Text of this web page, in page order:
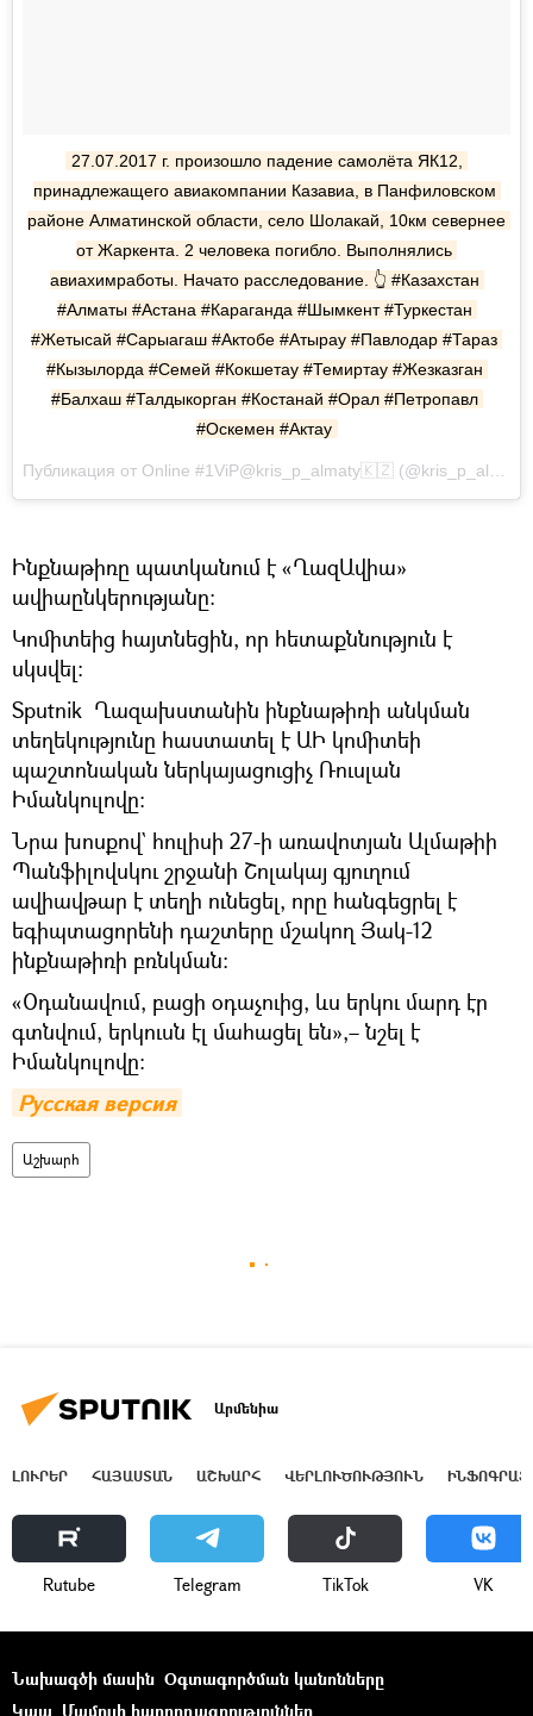
27.07.2017 г. произошло падение самолёта ЯК12,
принадлежащего авиакомпании Казавиа, в Панфиловском
районе Алматинской области, село Шолакай, 10км севернее
от Жаркента. 2 человека погибло. Выполнялись
авиахимработы. Начато расследование. 👆 #Казахстан
#Алматы #Астана #Караганда #Шымкент #Туркестан
#Жетысай #Сарыагаш #Актобе #Атырау #Павлодар #Тараз
#Кызылорда #Семей #Кокшетау #Темиртау #Жезказган
#Балхаш #Талдыкорган #Костанай #Орал #Петропавл
#Оскемен #Актау
Ինքնաթիռը պատկանում է «ՂազԱվիա»
ավիաընկերությանը։
Կոմիտեից հայտնեցին, որ հետաքննություն է
սկսվել։
Sputnik Ղազախստանին ինքնաթիռի անկման
տեղեկությունը հաստատել է ԱԻ կոմիտեի
պաշտոնական ներկայացուցիչ Ռուսլան
Իմանկուլովը։
Նրա խոսքով` հուլիսի 27-ի առավոտյան Ալմաթիի
Պանֆիլովսկու շրջանի Շոլակայ գյուղում
ավիավթար է տեղի ունեցել, որը հանգեցրել է
եգիպտացորենի դաշտերը մշակող Յակ-12
ինքնաթիռի բռնկման։
«Օդանավում, բացի օդաչուից, ևս երկու մարդ էր
գտնվում, երկուսն էլ մահացել են»,– նշել է
Իմանկուլովը։
Русская версия
Աշխարհ
Արմենիա
ԼՈՒՐԵՐ ՀԱՅԱՍՏԱՆ ԱՇԽԱՐՀ ՎԵՐԼՈՒԾՈՒԹՅՈՒՆ
Rutube Telegram ТikТоk VK
Նախագծի մասին Օգտագործման կանոնները
Կապ Մամուլի հաղորդագրություններ